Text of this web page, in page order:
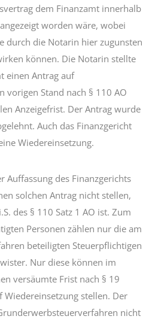
dem Finanzamt innerhalb
worden wäre, wobei
durch die Notarin hier zugunsten
können. Die Notarin stellte
einen Antrag auf
vorigen Stand nach § 110 AO
Anzeigefrist. Der Antrag wurde
Auch das Finanzgericht
Wiedereinsetzung.
Auffassung des Finanzgerichts
solchen Antrag nicht stellen,
des § 110 Satz 1 AO ist. Zum
Personen zählen nur die am
beteiligten Steuerpflichtigen
Nur diese können im
versäumte Frist nach § 19
Wiedereinsetzung stellen. Der
nicht